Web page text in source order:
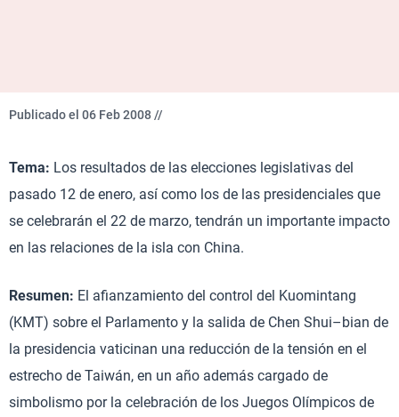
Publicado el 06 Feb 2008 //
Tema: Los resultados de las elecciones legislativas del
pasado 12 de enero, así como los de las presidenciales que
se celebrarán el 22 de marzo, tendrán un importante impacto
en las relaciones de la isla con China.
Resumen: El afianzamiento del control del Kuomintang
(KMT) sobre el Parlamento y la salida de Chen Shui–bian de
la presidencia vaticinan una reducción de la tensión en el
estrecho de Taiwán, en un año además cargado de
simbolismo por la celebración de los Juegos Olímpicos de